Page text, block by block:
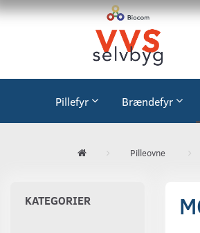
Pillefyr Brændefyr
Pilleovne
KATEGORIER